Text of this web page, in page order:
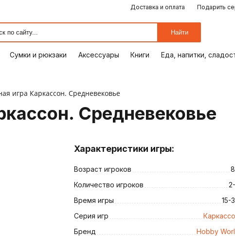
Доставка и оплата Подарить
Найти
Сумки и рюкзаки Аксессуары Книги Еда, напитки,
ПОДАРКИ
СУМКИ И РЮКЗАКИ
АКСЕССУАРЫ
ЕДА, НАПИТКИ, СЛАДОСТИ
ОТДЫХ, ХОББИ
КОМИКСЫ
ПУТЕШЕСТВИЯ
игра Каркассон. Средневековье
Средневековье
Характеристики игры:
Возраст игроков
Количество игроков
Время игры
15-
Серия игр
Бренд
Hobby